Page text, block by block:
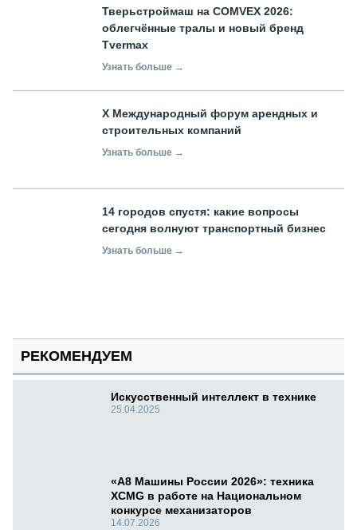
Тверьстроймаш на COMVEX 2026:
облегчённые тралы и новый бренд
Tvermax
Узнать больше →
X Международный форум арендных и
строительных компаний
Узнать больше →
14 городов спустя: какие вопросы
сегодня волнуют транспортный бизнес
Узнать больше →
РЕКОМЕНДУЕМ
Искусственный интеллект в технике
25.04.2025
«А8 Машины России 2026»: техника
XCMG в работе на Национальном
конкурсе механизаторов
14.07.2026